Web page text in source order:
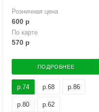
Розничная цена
600 р
По карте
570 р
ПОДРОБНЕЕ
р.74 р.68 р.86
р.80 р.62